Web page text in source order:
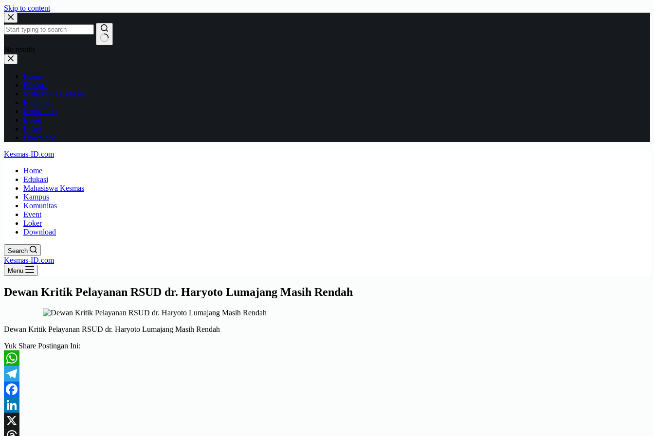
Skip to content
No results
Home
Edukasi
Mahasiswa Kesmas
Kampus
Komunitas
Event
Loker
Download
Kesmas-ID.com
Home
Edukasi
Mahasiswa Kesmas
Kampus
Komunitas
Event
Loker
Download
Search
Kesmas-ID.com
Menu
Dewan Kritik Pelayanan RSUD dr. Haryoto Lumajang Masih Rendah
Dewan Kritik Pelayanan RSUD dr. Haryoto Lumajang Masih Rendah
Yuk Share Postingan Ini:
WhatsApp
Telegram
Facebook
LinkedIn